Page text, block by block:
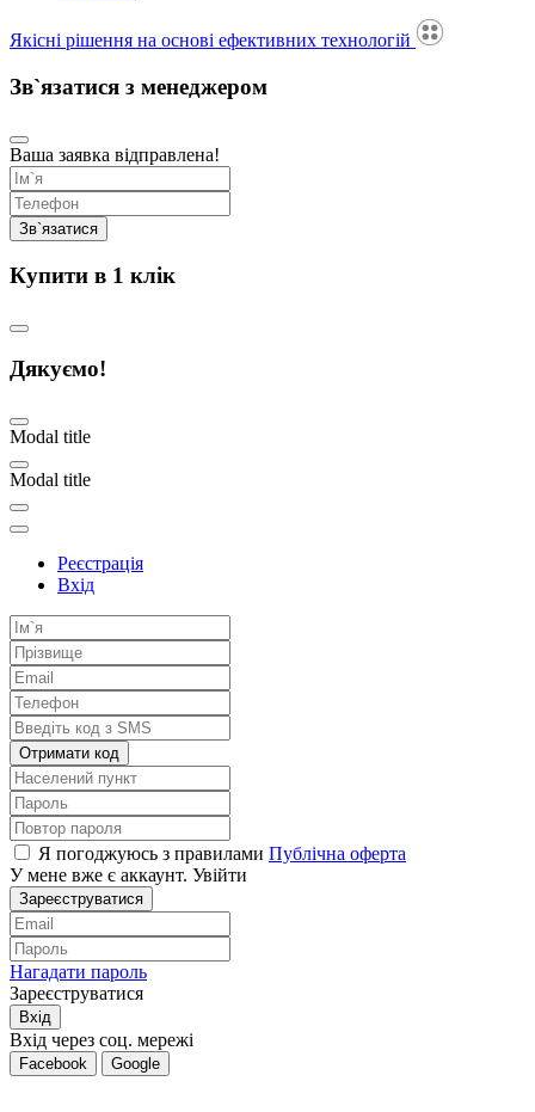
Якісні рішення на основі ефективних технологій
Зв`язатися з менеджером
Ваша заявка відправлена!
Купити в 1 клік
Дякуємо!
Modal title
Modal title
Реєстрація
Вхід
Отримати код
Я погоджуюсь з правилами Публічна оферта
У мене вже є аккаунт. Увійти
Зареєструватися
Нагадати пароль
Зареєструватися
Вхід
Вхід через соц. мережі
Facebook Google